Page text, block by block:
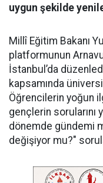
uygun şekilde
Millî Eğitim Bakanı
platformunun
İstanbul’da
kapsamında
Öğrencilerin yoğun
gençlerin sorularını
dönemde gündemi
değişiyor mu?"